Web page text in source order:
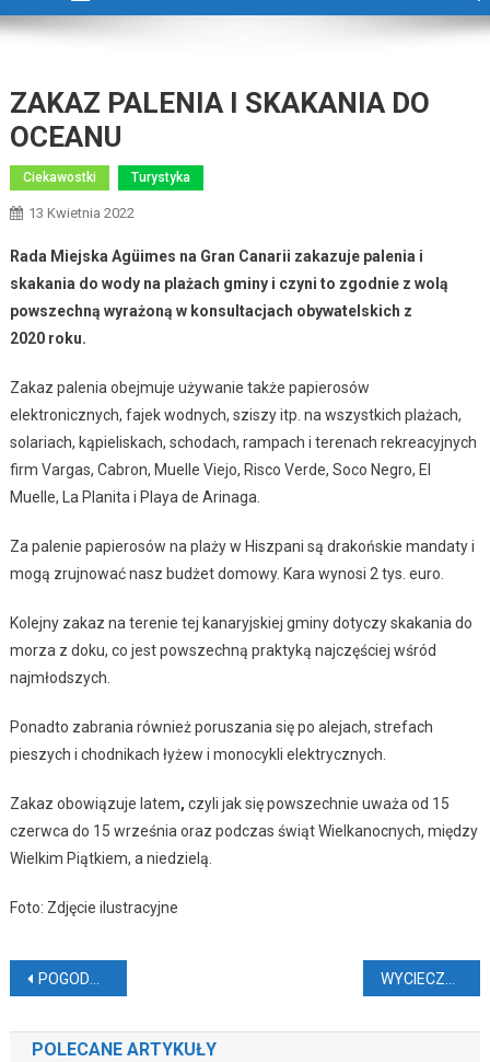
ZAKAZ PALENIA I SKAKANIA DO
OCEANU
Ciekawostki Turystyka
13 Kwietnia 2022
Rada Miejska Agüimes na Gran Canarii zakazuje palenia i
skakania do wody na plażach gminy i czyni to zgodnie z wolą
powszechną wyrażoną w konsultacjach obywatelskich z
2020 roku.
Zakaz palenia obejmuje używanie także papierosów
elektronicznych, fajek wodnych, sziszy itp. na wszystkich plażach,
solariach, kąpieliskach, schodach, rampach i terenach rekreacyjnych
firm Vargas, Cabron, Muelle Viejo, Risco Verde, Soco Negro, El
Muelle, La Planita i Playa de Arinaga.
Za palenie papierosów na plaży w Hiszpani są drakońskie mandaty i
mogą zrujnować nasz budżet domowy. Kara wynosi 2 tys. euro.
Kolejny zakaz na terenie tej kanaryjskiej gminy dotyczy skakania do
morza z doku, co jest powszechną praktyką najczęściej wśród
najmłodszych.
Ponadto zabrania również poruszania się po alejach, strefach
pieszych i chodnikach łyżew i monocykli elektrycznych.
Zakaz obowiązuje latem, czyli jak się powszechnie uważa od 15
czerwca do 15 września oraz podczas świąt Wielkanocnych, między
Wielkim Piątkiem, a niedzielą.
Foto: Zdjęcie ilustracyjne
Nawigacja
wpisu
POGODA NA ŚWIĘTA WIELKANOCNE (AKTUALIZACJA) WYCIECZKI NA WULKAN I NAGRODA
POLECANE ARTYKUŁY